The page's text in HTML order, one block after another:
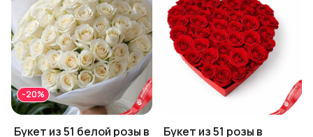
-20%
Букет из 51 белой розы в Букет из 51 розы в